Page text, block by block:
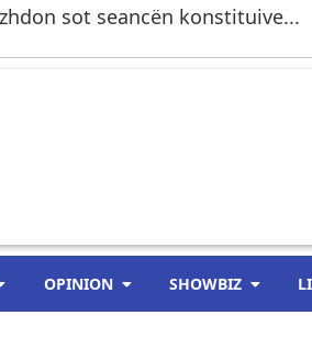
sot seancën konstituive...
OPINION SHOWBIZ